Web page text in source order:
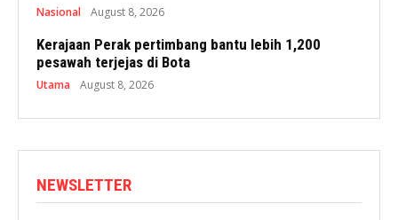
Nasional August 8, 2026
Kerajaan Perak pertimbang bantu lebih 1,200
pesawah terjejas di Bota
Utama August 8, 2026
NEWSLETTER